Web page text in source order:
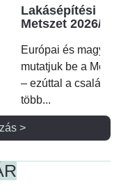
Lakásépítési
Metszet 2026/2.
Európai és magyar
mutatjuk be a
– ezúttal a családi
több...
>